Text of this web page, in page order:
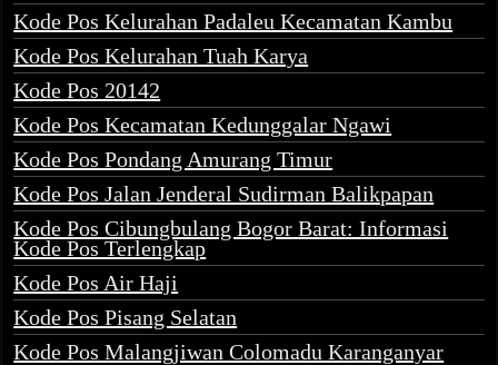
Kode Pos Kelurahan Padaleu Kecamatan Kambu
Kode Pos Kelurahan Tuah Karya
Kode Pos 20142
Kode Pos Kecamatan Kedunggalar Ngawi
Kode Pos Pondang Amurang Timur
Kode Pos Jalan Jenderal Sudirman Balikpapan
Kode Pos Cibungbulang Bogor Barat: Informasi
Kode Pos Terlengkap
Kode Pos Air Haji
Kode Pos Pisang Selatan
Kode Pos Malangjiwan Colomadu Karanganyar